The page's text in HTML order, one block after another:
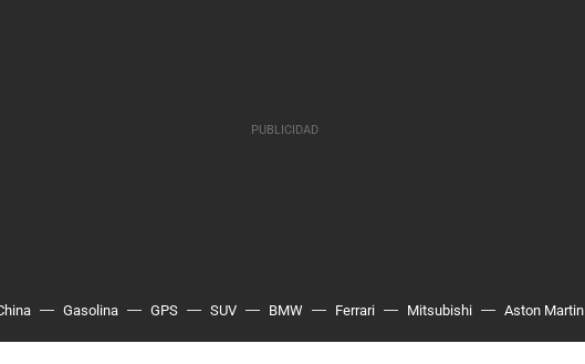
Gasolina GPS SUV BMW Ferrari Mitsubishi Aston Martin